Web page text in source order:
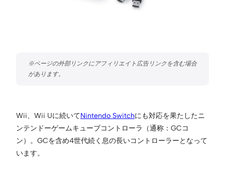
Wii、Wii Uに続いてNintendo Switchにも対応を果たしたニ
ンテンドーゲームキューブコントローラ（通称：GCコ
ン）。GCを含め4世代続く息の長いコントローラーとなって
います。